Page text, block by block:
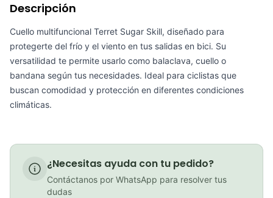
COP 178,380.00
GEL SIS ISOTONIC APPLE
BICICLETA GW IMPULSO PUSHBIKE FIREFLY PLASTICO RIN12 roja
COP 149,900.00
Descripción
Cuello multifuncional Terret Sugar Skill, diseñado para
protegerte del frío y el viento en tus salidas en bici. Su
versatilidad te permite usarlo como balaclava, cuello o
bandana según tus necesidades. Ideal para ciclistas que
buscan comodidad y protección en diferentes condiciones
climáticas.
¿Necesitas ayuda con tu pedido?
Contáctanos por WhatsApp para resolver tus
dudas